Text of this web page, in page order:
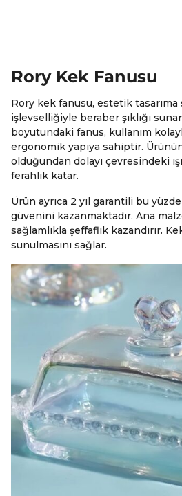
Rory Kek Fanusu
Rory kek fanusu, estetik tasarıma
işlevselliğiyle beraber şıklığı
boyutundaki fanus, kullanım
ergonomik yapıya sahiptir.
olduğundan dolayı çevresindeki
ferahlık katar.
Ürün ayrıca 2 yıl garantili bu
güvenini kazanmaktadır. Ana
sağlamlıkla şeffaflık kazandırır.
sunulmasını sağlar.